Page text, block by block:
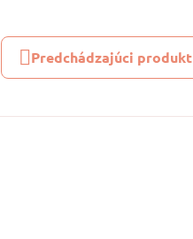
Predchádzajúci produkt